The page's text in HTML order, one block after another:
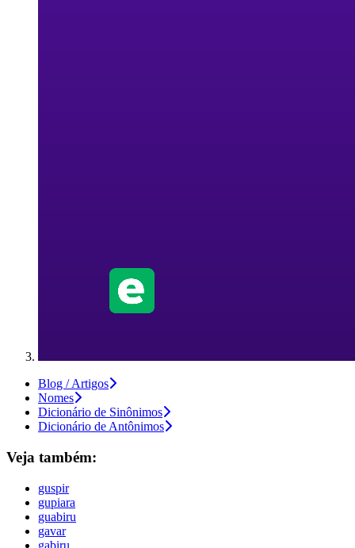
Blog / Artigos
Nomes
Dicionário de Sinônimos
Dicionário de Antônimos
Veja também:
guspir
gupiara
guabiru
gavar
gabiru